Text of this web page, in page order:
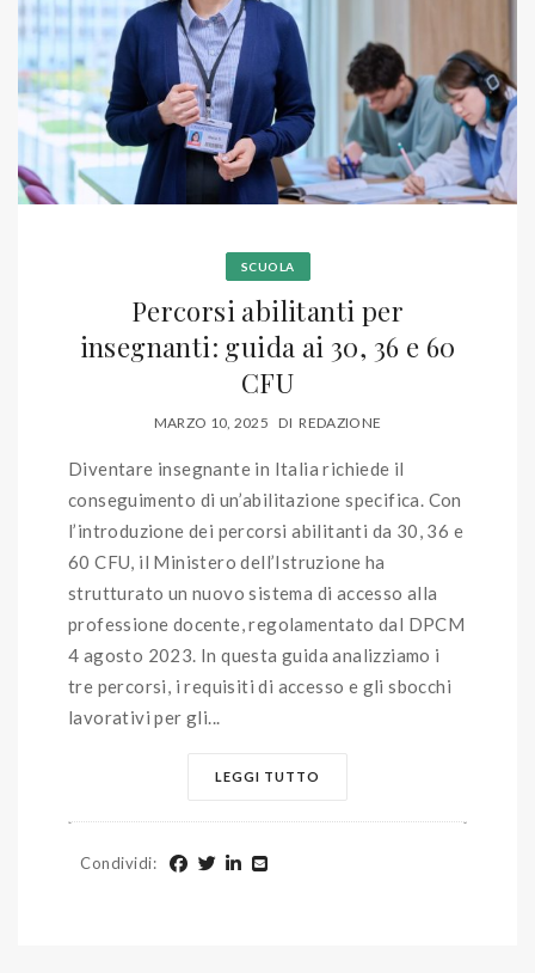
SCUOLA
Percorsi abilitanti per
insegnanti: guida ai 30, 36 e 60
CFU
MARZO 10, 2025 DI REDAZIONE
Diventare insegnante in Italia richiede il
conseguimento di un’abilitazione specifica. Con
l’introduzione dei percorsi abilitanti da 30, 36 e
60 CFU, il Ministero dell’Istruzione ha
strutturato un nuovo sistema di accesso alla
professione docente, regolamentato dal DPCM
4 agosto 2023. In questa guida analizziamo i
tre percorsi, i requisiti di accesso e gli sbocchi
lavorativi per gli...
LEGGI TUTTO
Condividi: